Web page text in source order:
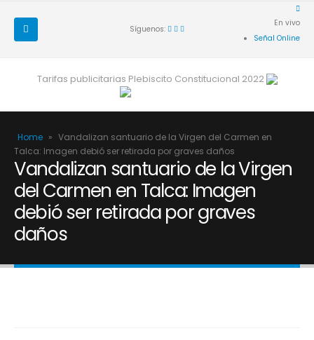
Síguenos:
En vivo
Señal Online
Tarifas publicitarias Plebiscito Constitucional 2022
Home » Vandalizan santuario de la Virgen del Carmen en
Talca: Imagen debió ser retirada por graves daños
Vandalizan santuario de la Virgen
del Carmen en Talca: Imagen
debió ser retirada por graves
daños